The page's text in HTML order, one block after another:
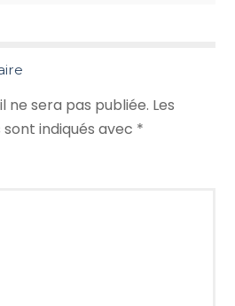
ne sera pas publiée. Les
indiqués avec *